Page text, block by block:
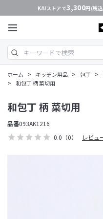
KAIストアで3,300円(税
ホーム > キッチン用品 > 包丁 >
> 和包丁 柄 菜切用
0.0 （0） レビュ
和包丁 柄 菜切用
品番093AK1216